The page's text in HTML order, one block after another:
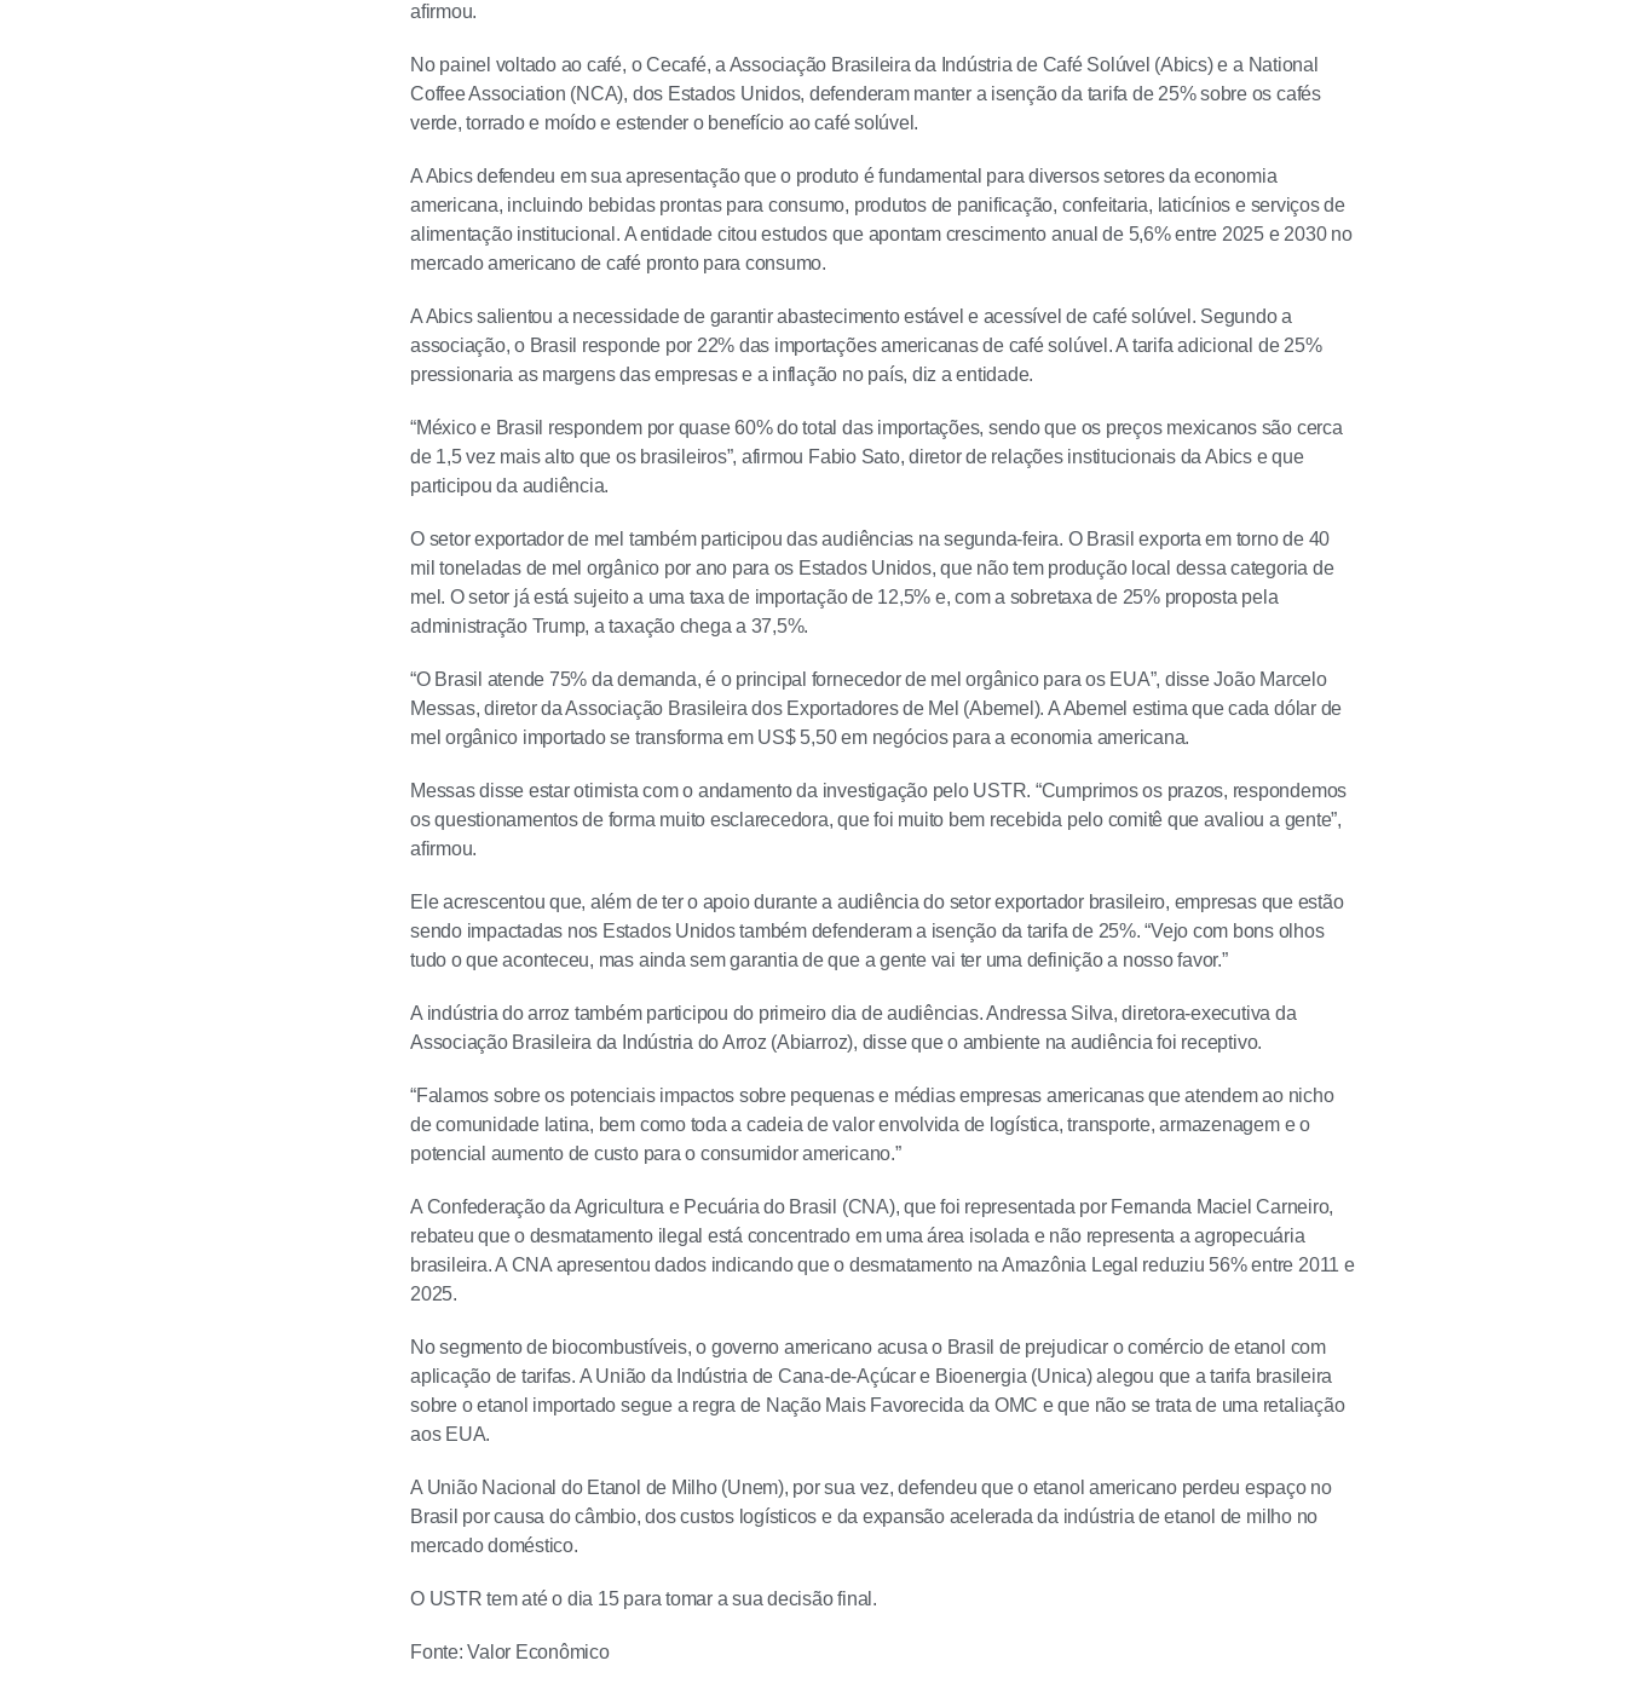
afirmou.
No painel voltado ao café, o Cecafé, a Associação Brasileira da Indústria de Café Solúvel (Abics) e a National
Coffee Association (NCA), dos Estados Unidos, defenderam manter a isenção da tarifa de 25% sobre os cafés
verde, torrado e moído e estender o benefício ao café solúvel.
A Abics defendeu em sua apresentação que o produto é fundamental para diversos setores da economia
americana, incluindo bebidas prontas para consumo, produtos de panificação, confeitaria, laticínios e serviços de
alimentação institucional. A entidade citou estudos que apontam crescimento anual de 5,6% entre 2025 e 2030 no
mercado americano de café pronto para consumo.
A Abics salientou a necessidade de garantir abastecimento estável e acessível de café solúvel. Segundo a
associação, o Brasil responde por 22% das importações americanas de café solúvel. A tarifa adicional de 25%
pressionaria as margens das empresas e a inflação no país, diz a entidade.
“México e Brasil respondem por quase 60% do total das importações, sendo que os preços mexicanos são cerca
de 1,5 vez mais alto que os brasileiros”, afirmou Fabio Sato, diretor de relações institucionais da Abics e que
participou da audiência.
O setor exportador de mel também participou das audiências na segunda-feira. O Brasil exporta em torno de 40
mil toneladas de mel orgânico por ano para os Estados Unidos, que não tem produção local dessa categoria de
mel. O setor já está sujeito a uma taxa de importação de 12,5% e, com a sobretaxa de 25% proposta pela
administração Trump, a taxação chega a 37,5%.
“O Brasil atende 75% da demanda, é o principal fornecedor de mel orgânico para os EUA”, disse João Marcelo
Messas, diretor da Associação Brasileira dos Exportadores de Mel (Abemel). A Abemel estima que cada dólar de
mel orgânico importado se transforma em US$ 5,50 em negócios para a economia americana.
Messas disse estar otimista com o andamento da investigação pelo USTR. “Cumprimos os prazos, respondemos
os questionamentos de forma muito esclarecedora, que foi muito bem recebida pelo comitê que avaliou a gente”,
afirmou.
Ele acrescentou que, além de ter o apoio durante a audiência do setor exportador brasileiro, empresas que estão
sendo impactadas nos Estados Unidos também defenderam a isenção da tarifa de 25%. “Vejo com bons olhos
tudo o que aconteceu, mas ainda sem garantia de que a gente vai ter uma definição a nosso favor.”
A indústria do arroz também participou do primeiro dia de audiências. Andressa Silva, diretora-executiva da
Associação Brasileira da Indústria do Arroz (Abiarroz), disse que o ambiente na audiência foi receptivo.
“Falamos sobre os potenciais impactos sobre pequenas e médias empresas americanas que atendem ao nicho
de comunidade latina, bem como toda a cadeia de valor envolvida de logística, transporte, armazenagem e o
potencial aumento de custo para o consumidor americano.”
A Confederação da Agricultura e Pecuária do Brasil (CNA), que foi representada por Fernanda Maciel Carneiro,
rebateu que o desmatamento ilegal está concentrado em uma área isolada e não representa a agropecuária
brasileira. A CNA apresentou dados indicando que o desmatamento na Amazônia Legal reduziu 56% entre 2011 e
2025.
No segmento de biocombustíveis, o governo americano acusa o Brasil de prejudicar o comércio de etanol com
aplicação de tarifas. A União da Indústria de Cana-de-Açúcar e Bioenergia (Unica) alegou que a tarifa brasileira
sobre o etanol importado segue a regra de Nação Mais Favorecida da OMC e que não se trata de uma retaliação
aos EUA.
A União Nacional do Etanol de Milho (Unem), por sua vez, defendeu que o etanol americano perdeu espaço no
Brasil por causa do câmbio, dos custos logísticos e da expansão acelerada da indústria de etanol de milho no
mercado doméstico.
O USTR tem até o dia 15 para tomar a sua decisão final.
Fonte: Valor Econômico